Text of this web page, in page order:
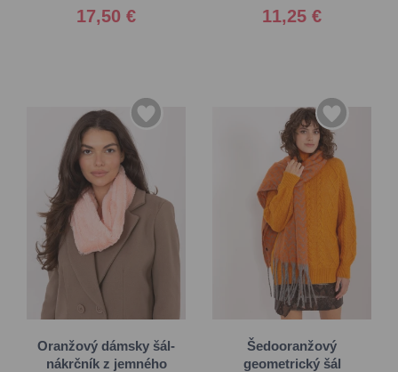
17,50 € 11,25 €
Oranžový dámsky šál-
nákrčník z jemného
Šedooranžový
geometrický šál
Univerzálna